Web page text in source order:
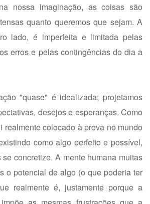
nossa imaginação, as coisas são
quanto queremos que sejam. A
lado, é imperfeita e limitada pelas
erros e pelas contingências do dia a
"quase" é idealizada; projetamos
desejos e esperanças. Como
realmente colocado à prova no mundo
como algo perfeito e possível,
concretize. A mente humana muitas
o potencial de algo (o que poderia ter
realmente é, justamente porque a